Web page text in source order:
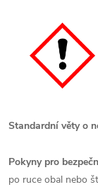
Standardní věty o
Pokyny pro
po ruce obal nebo